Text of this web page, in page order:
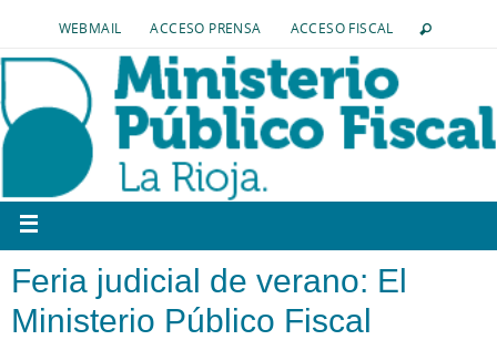
WEBMAIL ACCESO PRENSA ACCESO FISCAL
Feria judicial de verano: El
Ministerio Público Fiscal